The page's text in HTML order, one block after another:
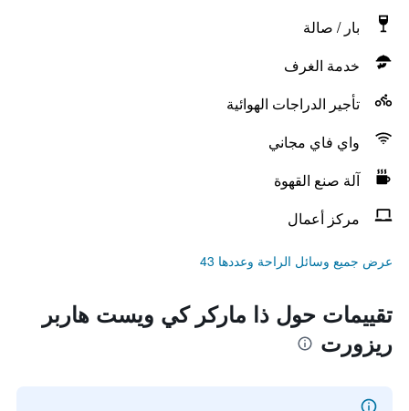
بار / صالة
خدمة الغرف
تأجير الدراجات الهوائية
واي فاي مجاني
آلة صنع القهوة
مركز أعمال
عرض جميع وسائل الراحة وعددها 43
تقييمات حول ذا ماركر كي ويست هاربر
ريزورت